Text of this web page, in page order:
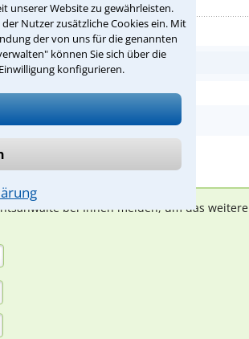
unserer Website zu gewährleisten.
Nutzer zusätzliche Cookies ein. Mit
der von uns für die genannten
können Sie sich über die
konfigurieren.
bei Ihnen melden, um das weitere